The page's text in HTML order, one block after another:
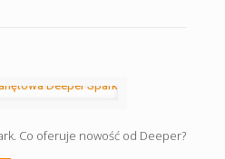
Co oferuje nowość od Deeper?